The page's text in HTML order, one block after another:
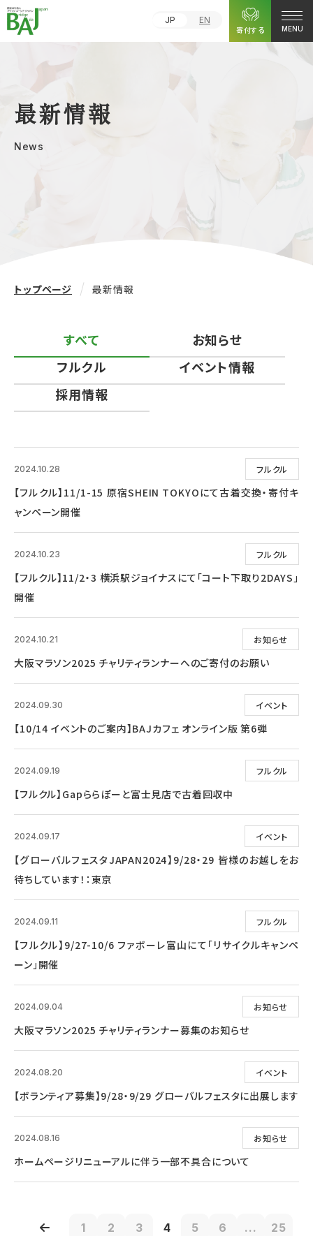
JP
EN
寄付する
MENU
最新情報
News
トップページ 最新情報
すべて
お知らせ
フルクル
イベント情報
採用情報
フルクル
2024.10.28
【フルクル】11/1-15 原宿SHEIN TOKYOにて古着交換・寄付キ
ャンペーン開催
フルクル
2024.10.23
【フルクル】11/2・3 横浜駅ジョイナスにて「コート下取り2DAYS」
開催
お知らせ
2024.10.21
大阪マラソン2025 チャリティランナーへのご寄付のお願い
イベント
2024.09.30
【10/14 イベントのご案内】BAJカフェ オンライン版 第6弾
フルクル
2024.09.19
【フルクル】Gapららぽーと富士見店で古着回収中
イベント
2024.09.17
【グローバルフェスタJAPAN2024】9/28・29 皆様のお越しをお
待ちしています！：東京
フルクル
2024.09.11
【フルクル】9/27-10/6 ファボーレ富山にて「リサイクルキャンペ
ーン」開催
お知らせ
2024.09.04
大阪マラソン2025 チャリティランナー募集のお知らせ
イベント
2024.08.20
【ボランティア募集】9/28・9/29 グローバルフェスタに出展します
お知らせ
2024.08.16
ホームページリニューアルに伴う一部不具合について
1 2 3 4 5 6 ... 25